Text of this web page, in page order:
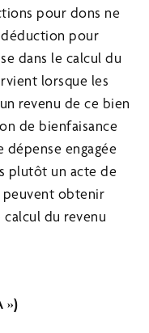
pour dons ne
pour
dans le calcul du
lorsque les
revenu de ce bien
de bienfaisance
dépense engagée
plutôt un acte de
peuvent obtenir
du revenu
»)